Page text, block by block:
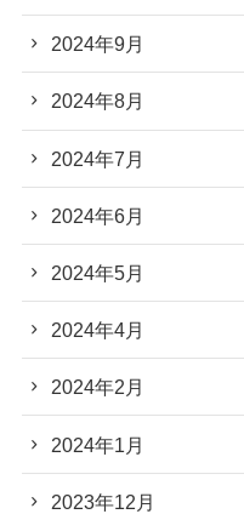
2024年9月
2024年8月
2024年7月
2024年6月
2024年5月
2024年4月
2024年2月
2024年1月
2023年12月